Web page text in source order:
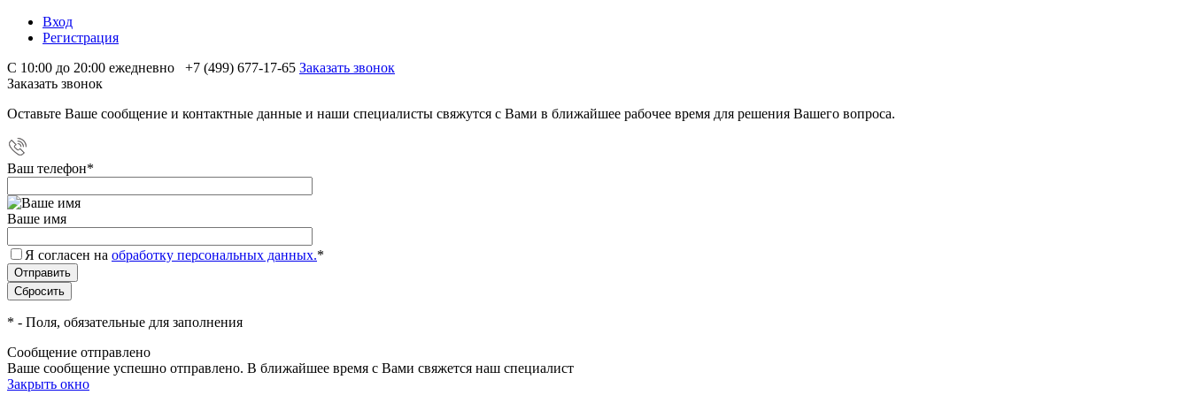
Вход
Регистрация
С 10:00 до 20:00 ежедневно
+7 (499) 677-17-65 Заказать звонок
Заказать звонок
Оставьте Ваше сообщение и контактные данные и наши специалисты свяжутся с Вами в ближайшее рабочее время для решения Вашего вопроса.
Ваш телефон*
Ваше имя
Я согласен на обработку персональных данных.*
* - Поля, обязательные для заполнения
Сообщение отправлено
Ваше сообщение успешно отправлено. В ближайшее время с Вами свяжется наш специалист
Закрыть окно